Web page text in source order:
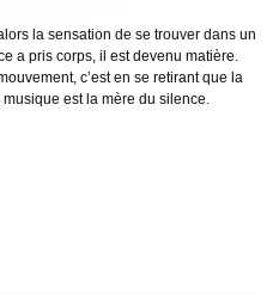
la sensation de se trouver dans un
a pris corps, il est devenu matière.
c’est en se retirant que la
est la mère du silence.